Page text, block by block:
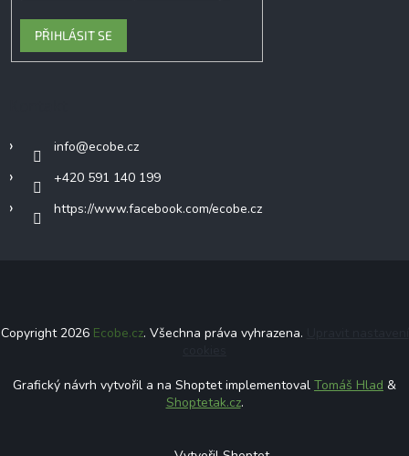
PŘIHLÁSIT SE
info@ecobe.cz
+420 591 140 199
https://www.facebook.com/ecobe.cz
Copyright 2026 Ecobe.cz. Všechna práva vyhrazena.
Grafický návrh vytvořil a na Shoptet implementoval Tomáš Hlad &
Shoptetak.cz.